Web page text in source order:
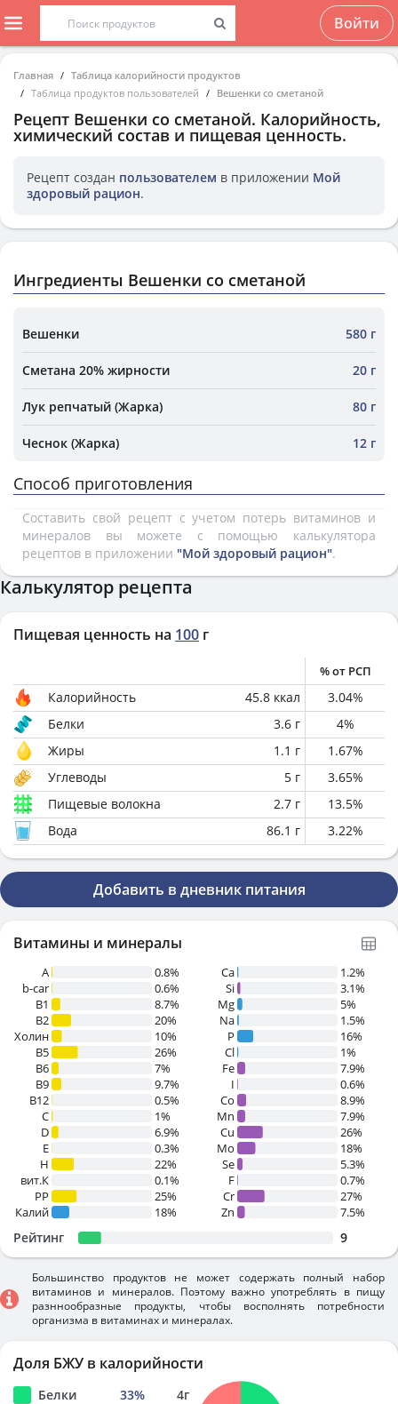
Войти
Главная
Таблица калорийности продуктов
Таблица продуктов пользователей
Вешенки со сметаной
Рецепт Вешенки со сметаной. Калорийность,
химический состав и пищевая ценность.
Рецепт создан пользователем в приложении Мой
здоровый рацион.
Ингредиенты Вешенки со сметаной
Вешенки 580 г
Сметана 20% жирности 20 г
Лук репчатый (Жарка) 80 г
Чеснок (Жарка) 12 г
Способ приготовления
Составить свой рецепт с учетом потерь витаминов и
минералов вы можете с помощью калькулятора
рецептов в приложении "Мой здоровый рацион".
Калькулятор рецепта
Пищевая ценность на 100 г
% от РСП
Калорийность 45.8 ккал 3.04%
Белки
3.6 г 4%
Жиры
1.1 г 1.67%
Углеводы
5 г 3.65%
Пищевые волокна
2.7 г 13.5%
Вода
86.1 г 3.22%
Добавить в дневник питания
Витамины и минералы
A
0.8%
b-car
0.6%
В1
8.7%
B2
20%
Холин
10%
B5
26%
B6
7%
B9
9.7%
B12
0.5%
C
1%
D
6.9%
E
0.3%
H
22%
вит.К
0.1%
PP
25%
Калий
18%
Ca
1.2%
Si
3.1%
Mg
5%
Na
1.5%
P
16%
Cl
1%
Fe
7.9%
I
0.6%
Co
8.9%
Mn
7.9%
Cu
26%
Mo
18%
Se
5.3%
F
0.7%
Cr
27%
Zn
7.5%
Рейтинг 9
Большинство продуктов не может содержать полный набор
витаминов и минералов. Поэтому важно употреблять в пищу
разннообразные продукты, чтобы восполнять потребности
организма в витаминах и минералах.
Доля БЖУ в калорийности
Белки 33% 4г